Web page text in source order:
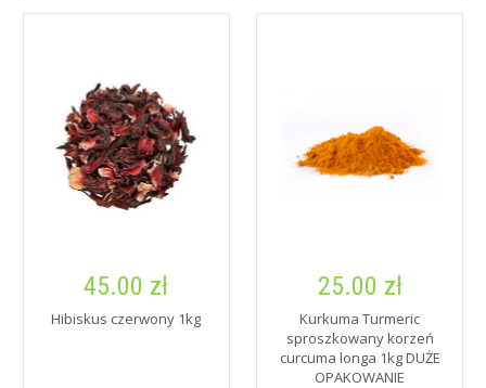
45.00 zł
Hibiskus czerwony 1kg
25.00 zł
Kurkuma Turmeric
sproszkowany korzeń
curcuma longa 1kg DUŻE
OPAKOWANIE